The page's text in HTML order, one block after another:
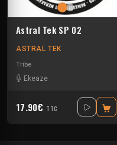
Astral Tek SP 02
ASTRAL TEK
Tribe
Ekeaze
17.90€ TTC